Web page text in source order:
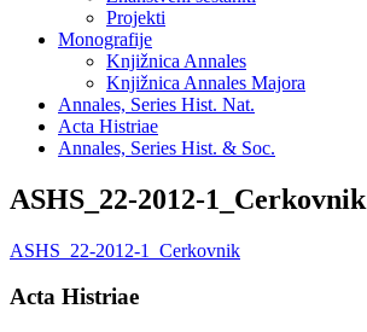
Projekti
Monografije
Knjižnica Annales
Knjižnica Annales Majora
Annales, Series Hist. Nat.
Acta Histriae
Annales, Series Hist. & Soc.
ASHS_22-2012-1_Cerkovnik
ASHS_22-2012-1_Cerkovnik
Acta Histriae